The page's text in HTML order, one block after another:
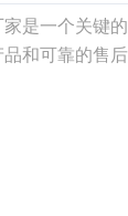
是一个关键
和可靠的售
各种压榨机
压榨机厂家成